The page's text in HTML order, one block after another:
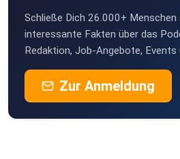
Ticket's für den Stimmungsblock
Code: STIMMUNGSBLOCK-DAE83J
Schließe Dich 26.000+ Menschen
interessante Fakten über das
Redaktion, Job-Angebote, Events
Zur Anmeldung